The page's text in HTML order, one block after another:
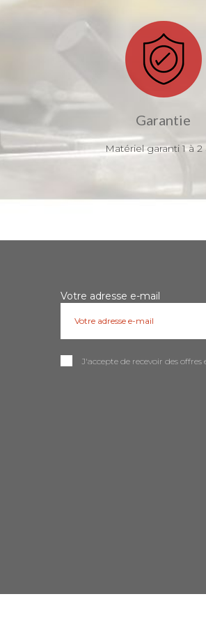
Garantie
Matériel garanti 1 à 2
Votre adresse e-mail
J'accepte de recevoir des